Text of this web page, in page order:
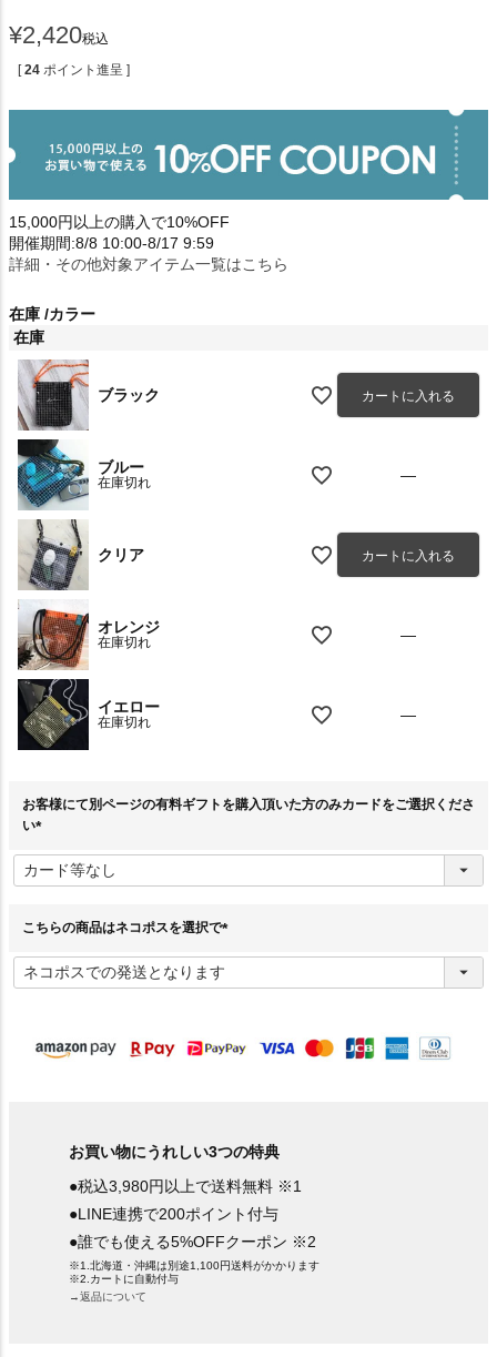
¥2,420税込
[ 24 ポイント進呈 ]
15,000円以上の購入で10%OFF
開催期間:8/8 10:00-8/17 9:59
詳細・その他対象アイテム一覧はこちら
在庫 カラー
在庫
ブラック カートに入れる
ブルー
在庫切れ —
クリア カートに入れる
オレンジ
在庫切れ —
イエロー
在庫切れ —
お客様にて別ページの有料ギフトを購入頂いた方のみカードをご選択くださ
い
必
須
こちらの商品はネコポスを選択で
必
須
お買い物にうれしい3つの特典
●税込3,980円以上で送料無料 ※1
●LINE連携で200ポイント付与
●誰でも使える5%OFFクーポン ※2
※1.北海道・沖縄は別途1,100円送料がかかります
※2.カートに自動付与
→返品について